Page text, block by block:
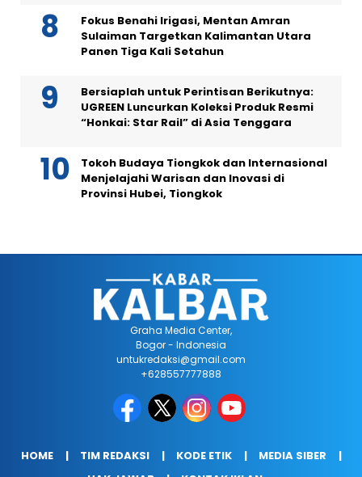
Fokus Benahi Irigasi, Mentan Amran
Sulaiman Targetkan Kalimantan Utara
Panen Tiga Kali Setahun
Bersiaplah untuk Perintisan Berikutnya:
UGREEN Luncurkan Koleksi Produk Resmi
“Honkai: Star Rail” di Asia Tenggara
Tokoh Budaya Tiongkok dan Internasional
Menjelajahi Warisan dan Inovasi di
Provinsi Hubei, Tiongkok
Graha Media Center,
Bogor - Indonesia
untukredaksi@gmail.com
+628557777888
HOME TIM REDAKSI KODE ETIK
MEDIA SIBER